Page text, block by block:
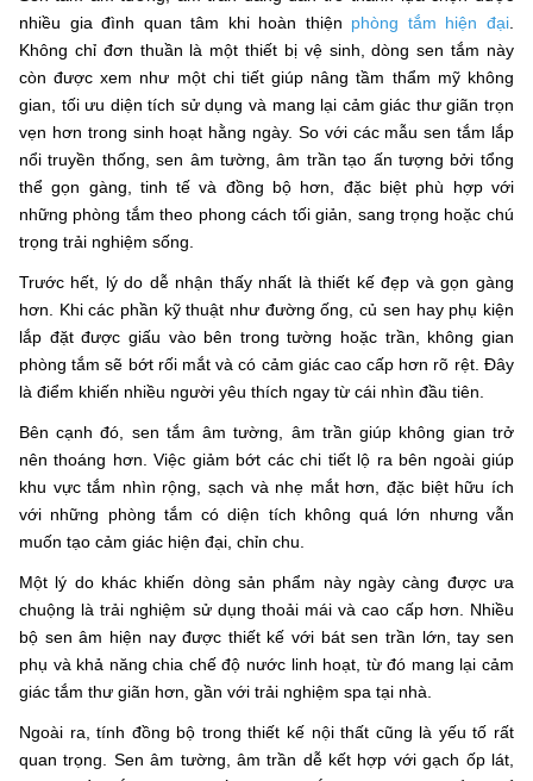
nhiều gia đình quan tâm khi hoàn thiện phòng tắm hiện đại.
Không chỉ đơn thuần là một thiết bị vệ sinh, dòng sen tắm này
còn được xem như một chi tiết giúp nâng tầm thẩm mỹ không
gian, tối ưu diện tích sử dụng và mang lại cảm giác thư giãn trọn
vẹn hơn trong sinh hoạt hằng ngày. So với các mẫu sen tắm lắp
nổi truyền thống, sen âm tường, âm trần tạo ấn tượng bởi tổng
thể gọn gàng, tinh tế và đồng bộ hơn, đặc biệt phù hợp với
những phòng tắm theo phong cách tối giản, sang trọng hoặc chú
trọng trải nghiệm sống.
Trước hết, lý do dễ nhận thấy nhất là thiết kế đẹp và gọn gàng
hơn. Khi các phần kỹ thuật như đường ống, củ sen hay phụ kiện
lắp đặt được giấu vào bên trong tường hoặc trần, không gian
phòng tắm sẽ bớt rối mắt và có cảm giác cao cấp hơn rõ rệt. Đây
là điểm khiến nhiều người yêu thích ngay từ cái nhìn đầu tiên.
Bên cạnh đó, sen tắm âm tường, âm trần giúp không gian trở
nên thoáng hơn. Việc giảm bớt các chi tiết lộ ra bên ngoài giúp
khu vực tắm nhìn rộng, sạch và nhẹ mắt hơn, đặc biệt hữu ích
với những phòng tắm có diện tích không quá lớn nhưng vẫn
muốn tạo cảm giác hiện đại, chỉn chu.
Một lý do khác khiến dòng sản phẩm này ngày càng được ưa
chuộng là trải nghiệm sử dụng thoải mái và cao cấp hơn. Nhiều
bộ sen âm hiện nay được thiết kế với bát sen trần lớn, tay sen
phụ và khả năng chia chế độ nước linh hoạt, từ đó mang lại cảm
giác tắm thư giãn hơn, gần với trải nghiệm spa tại nhà.
Ngoài ra, tính đồng bộ trong thiết kế nội thất cũng là yếu tố rất
quan trọng. Sen âm tường, âm trần dễ kết hợp với gạch ốp lát,